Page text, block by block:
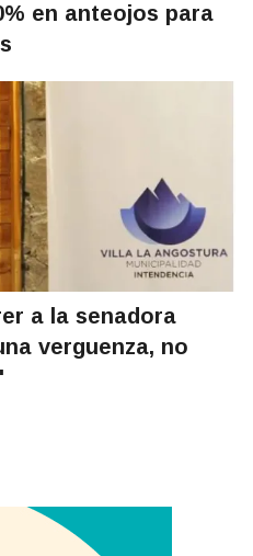
en anteojos para
a la senadora
verguenza, no